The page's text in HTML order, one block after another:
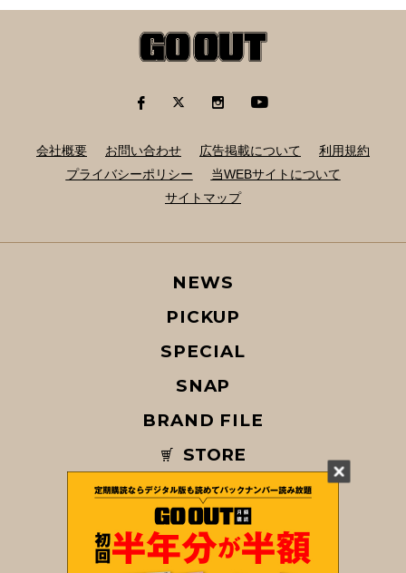
会社概要 お問い合わせ 広告掲載について
利用規約
プライバシーポリシー
当WEBサイトについて
サイトマップ
NEWS
PICKUP
SPECIAL
SNAP
BRAND FILE
STORE
MAGAZINE